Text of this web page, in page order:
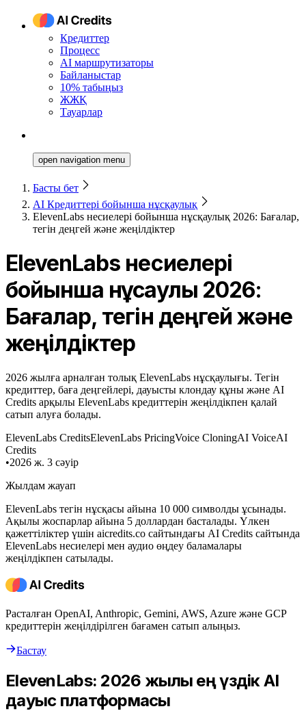
Кредиттер
Процесс
AI маршрутизаторы
Байланыстар
10% табыңыз
ЖЖҚ
Тауарлар
open navigation menu
Басты бет
AI Кредиттері бойынша нұсқаулық
ElevenLabs несиелері бойынша нұсқаулық 2026: Бағалар,
тегін деңгей және жеңілдіктер
ElevenLabs несиелері
бойынша нұсқаулық 2026:
Бағалар, тегін деңгей және
жеңілдіктер
2026 жылға арналған толық ElevenLabs нұсқаулығы. Тегін
кредиттер, баға деңгейлері, дауысты клондау құны және AI
Credits арқылы ElevenLabs кредиттерін жеңілдікпен қалай
сатып алуға болады.
ElevenLabs CreditsElevenLabs PricingVoice CloningAI VoiceAI
Credits
•2026 ж. 3 сәуір
Жылдам жауап
ElevenLabs тегін нұсқасы айына 10 000 символды ұсынады.
Ақылы жоспарлар айына 5 доллардан басталады. Үлкен
қажеттіліктер үшін aicredits.co сайтындағы AI Credits сайтында
ElevenLabs несиелері мен аудио өңдеу баламалары
жеңілдікпен сатылады.
Расталған OpenAI, Anthropic, Gemini, AWS, Azure және GCP
кредиттерін жеңілдірілген бағамен сатып алыңыз.
Бастау
ElevenLabs: 2026 жылғы ең үздік AI
дауыс платформасы